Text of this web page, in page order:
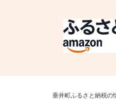
垂井町ふるさと納税の